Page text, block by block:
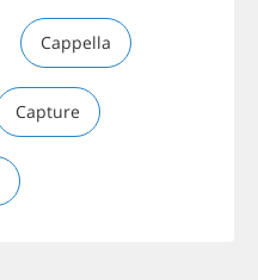
Cappella
Capture